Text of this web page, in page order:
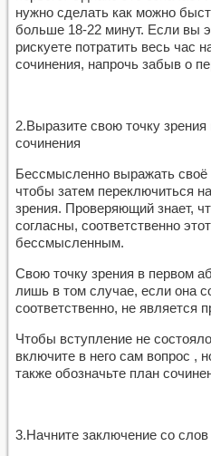
нужно сделать как можно
больше 18-22 минут. Если вы
рискуете потратить весь час
сочинения, напрочь забыв о
2.Выразите свою точку зрения
сочинения
Бессмысленно выражать своё
чтобы затем переключиться
зрения. Проверяющий знает,
согласны, соответственно
бессмысленным.
Свою точку зрения в первом
лишь в том случае, если она
соответственно, не является
Чтобы вступление не
включите в него сам вопрос ,
также обозначьте план
3.Начните заключение со слов